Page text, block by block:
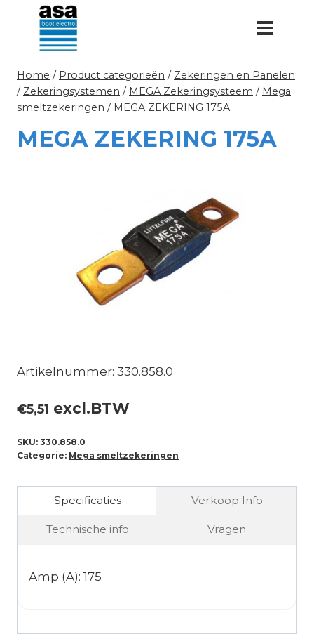
Doorgaan
inhoud
Home / Product categorieën / Zekeringen en Panelen
/ Zekeringsystemen / MEGA Zekeringsysteem / Mega
smeltzekeringen / MEGA ZEKERING 175A
MEGA ZEKERING 175A
Artikelnummer: 330.858.0
€5,51 excl.BTW
SKU: 330.858.0
Categorie: Mega smeltzekeringen
Specificaties Verkoop Info
Technische info Vragen
Amp (A): 175